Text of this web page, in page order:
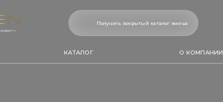
Получить закрытый каталог жилья
КАТАЛОГ О КОМПАНИИ